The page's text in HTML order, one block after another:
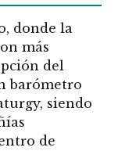
donde la
más
del
barómetro
siendo
de